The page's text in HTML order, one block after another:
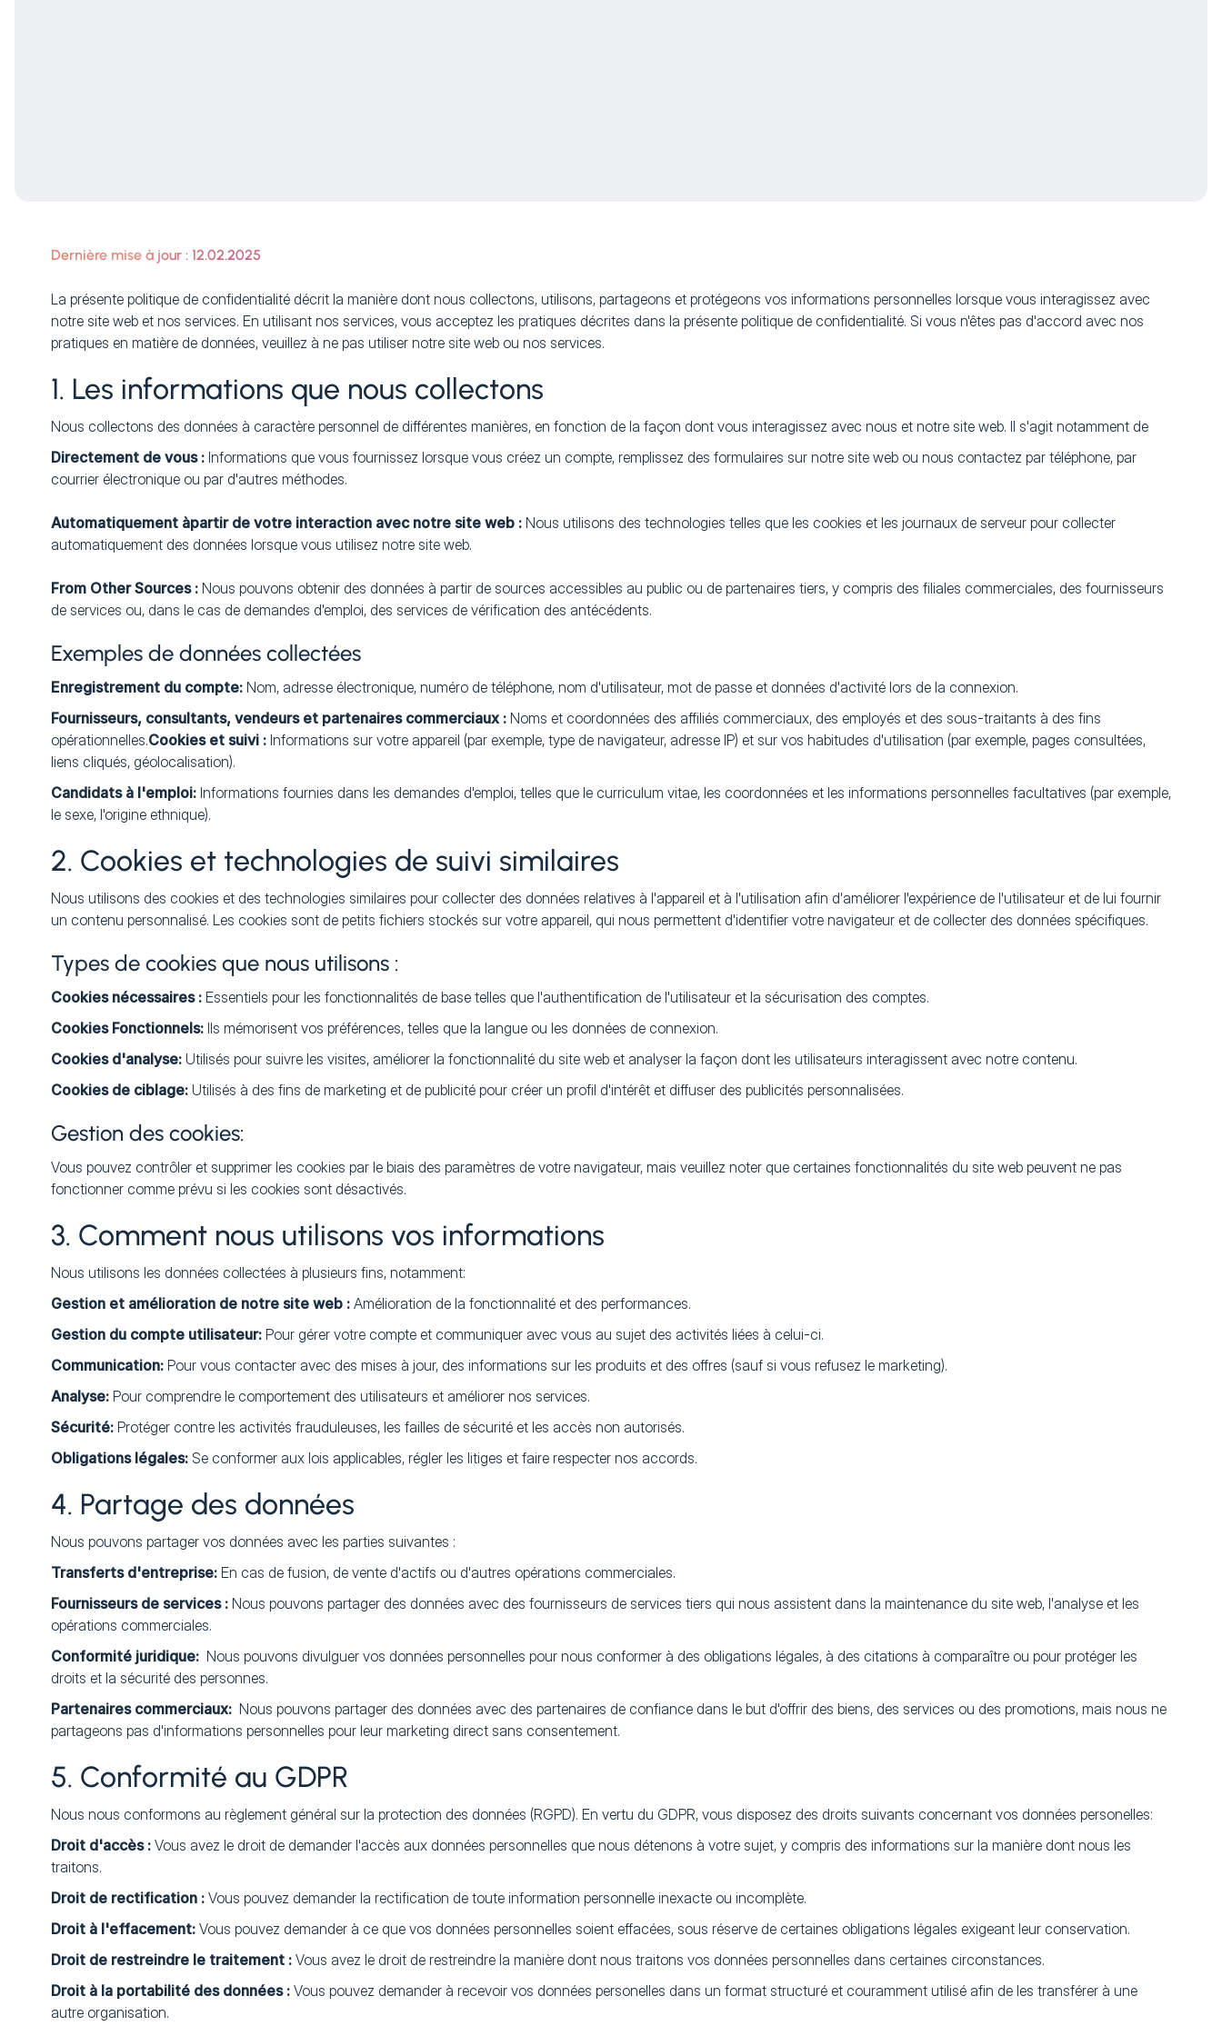
Dernière mise à jour : 12.02.2025
La présente politique de confidentialité décrit la manière dont nous collectons, utilisons, partageons et protégeons vos informations personnelles lorsque vous interagissez avec
notre site web et nos services. En utilisant nos services, vous acceptez les pratiques décrites dans la présente politique de confidentialité. Si vous n'êtes pas d'accord avec nos
pratiques en matière de données, veuillez à ne pas utiliser notre site web ou nos services.
1. Les informations que nous collectons
Nous collectons des données à caractère personnel de différentes manières, en fonction de la façon dont vous interagissez avec nous et notre site web. Il s'agit notamment de
Directement de vous : Informations que vous fournissez lorsque vous créez un compte, remplissez des formulaires sur notre site web ou nous contactez par téléphone, par
courrier électronique ou par d'autres méthodes.
‍Automatiquement àpartir de votre interaction avec notre site web : Nous utilisons des technologies telles que les cookies et les journaux de serveur pour collecter
automatiquement des données lorsque vous utilisez notre site web.
‍From Other Sources : Nous pouvons obtenir des données à partir de sources accessibles au public ou de partenaires tiers, y compris des filiales commerciales, des fournisseurs
de services ou, dans le cas de demandes d'emploi, des services de vérification des antécédents.
Exemples de données collectées
Enregistrement du compte: Nom, adresse électronique, numéro de téléphone, nom d'utilisateur, mot de passe et données d'activité lors de la connexion.
Fournisseurs, consultants, vendeurs et partenaires commerciaux : Noms et coordonnées des affiliés commerciaux, des employés et des sous-traitants à des fins
opérationnelles.Cookies et suivi : Informations sur votre appareil (par exemple, type de navigateur, adresse IP) et sur vos habitudes d'utilisation (par exemple, pages consultées,
liens cliqués, géolocalisation).
‍Candidats à l'emploi: Informations fournies dans les demandes d'emploi, telles que le curriculum vitae, les coordonnées et les informations personnelles facultatives (par exemple,
le sexe, l'origine ethnique).
2. Cookies et technologies de suivi similaires
Nous utilisons des cookies et des technologies similaires pour collecter des données relatives à l'appareil et à l'utilisation afin d'améliorer l'expérience de l'utilisateur et de lui fournir
un contenu personnalisé. Les cookies sont de petits fichiers stockés sur votre appareil, qui nous permettent d'identifier votre navigateur et de collecter des données spécifiques.
Types de cookies que nous utilisons :
Cookies nécessaires : Essentiels pour les fonctionnalités de base telles que l'authentification de l'utilisateur et la sécurisation des comptes.
Cookies Fonctionnels: Ils mémorisent vos préférences, telles que la langue ou les données de connexion.
Cookies d'analyse: Utilisés pour suivre les visites, améliorer la fonctionnalité du site web et analyser la façon dont les utilisateurs interagissent avec notre contenu.
Cookies de ciblage: Utilisés à des fins de marketing et de publicité pour créer un profil d'intérêt et diffuser des publicités personnalisées.
Gestion des cookies:
Vous pouvez contrôler et supprimer les cookies par le biais des paramètres de votre navigateur, mais veuillez noter que certaines fonctionnalités du site web peuvent ne pas
fonctionner comme prévu si les cookies sont désactivés.‍
3. Comment nous utilisons vos informations
Nous utilisons les données collectées à plusieurs fins, notamment:
Gestion et amélioration de notre site web : Amélioration de la fonctionnalité et des performances.
‍Gestion du compte utilisateur: Pour gérer votre compte et communiquer avec vous au sujet des activités liées à celui-ci.
‍Communication: Pour vous contacter avec des mises à jour, des informations sur les produits et des offres (sauf si vous refusez le marketing).
Analyse: Pour comprendre le comportement des utilisateurs et améliorer nos services.
‍Sécurité: Protéger contre les activités frauduleuses, les failles de sécurité et les accès non autorisés.
‍Obligations légales: Se conformer aux lois applicables, régler les litiges et faire respecter nos accords.
4. Partage des données
Nous pouvons partager vos données avec les parties suivantes :
Transferts d'entreprise: En cas de fusion, de vente d'actifs ou d'autres opérations commerciales.
Fournisseurs de services : Nous pouvons partager des données avec des fournisseurs de services tiers qui nous assistent dans la maintenance du site web, l'analyse et les
opérations commerciales.
‍Conformité juridique: Nous pouvons divulguer vos données personnelles pour nous conformer à des obligations légales, à des citations à comparaître ou pour protéger les
droits et la sécurité des personnes.
‍Partenaires commerciaux: Nous pouvons partager des données avec des partenaires de confiance dans le but d'offrir des biens, des services ou des promotions, mais nous ne
partageons pas d'informations personnelles pour leur marketing direct sans consentement.
5. Conformité au GDPR
Nous nous conformons au règlement général sur la protection des données (RGPD). En vertu du GDPR, vous disposez des droits suivants concernant vos données personelles:
Droit d'accès : Vous avez le droit de demander l'accès aux données personnelles que nous détenons à votre sujet, y compris des informations sur la manière dont nous les
traitons.
‍Droit de rectification : Vous pouvez demander la rectification de toute information personnelle inexacte ou incomplète.
Droit à l'effacement: Vous pouvez demander à ce que vos données personnelles soient effacées, sous réserve de certaines obligations légales exigeant leur conservation.
‍Droit de restreindre le traitement : Vous avez le droit de restreindre la manière dont nous traitons vos données personnelles dans certaines circonstances.
‍Droit à la portabilité des données : Vous pouvez demander à recevoir vos données personelles dans un format structuré et couramment utilisé afin de les transférer à une
autre organisation.